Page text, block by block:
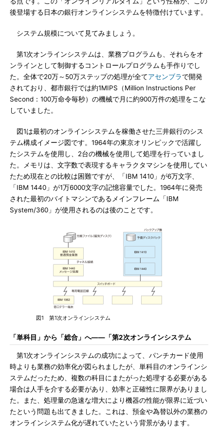
後登場する日本の銀行オンラインシステムを特徴付けています。
システム規模について見てみましょう。
第1次オンラインシステムは、業務プログラムも、それらをオ
ンラインとして制御するコントロールプログラムも手作りでし
た。全体で20万～50万ステップの処理が全てアセンブラで開発
されており、都市銀行では約1MIPS（Million Instructions Per
Second：100万命令毎秒）の機械で月に約900万件の処理をこな
していました。
図1は最初のオンラインシステムを稼働させた三井銀行のシス
テム構成イメージ図です。1964年の東京オリンピックで活躍し
たシステムを使用し、2台の機械を使用して処理を行っていまし
た。メモリは、文字数で表現するキャラクタマシンを使用してい
たため現在との比較は困難ですが、「IBM 1410」が6万文字、
「IBM 1440」が1万6000文字の記憶容量でした。1964年に発売
された最初のバイトマシンであるメインフレーム「IBM
System/360」が使用されるのは後のことです。
図1 第1次オンラインシステム
「単科目」から「総合」へ――「第2次オンラインシステム
第1次オンラインシステムの成功によって、パンチカード使用
時よりも業務の効率化が図られましたが、単科目のオンラインシ
ステムだったため、複数の科目にまたがった処理する必要がある
場合は人手を介する必要があり、効率と正確性に限界がありまし
た。また、処理量の急速な増大により機器の性能が限界に近づい
たという問題も出てきました。これは、預金や為替以外の業務の
オンラインシステム化が遅れていたという背景があります。